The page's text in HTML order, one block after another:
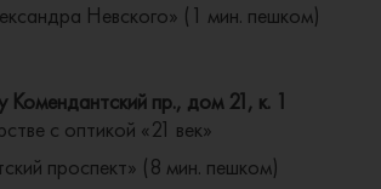
Невского» (1 мин. пешком)
пр., дом 21, к. 1
с оптикой «21 век»
проспект» (8 мин. пешком)